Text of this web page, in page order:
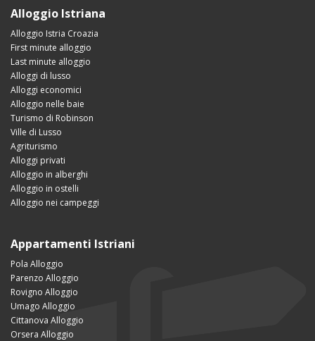
Alloggio Istriana
Alloggio Istria Croazia
First minute alloggio
Last minute alloggio
Alloggi di lusso
Alloggi economici
Alloggio nelle baie
Turismo di Robinson
Ville di Lusso
Agriturismo
Alloggi privati
Alloggio in alberghi
Alloggio in ostelli
Alloggio nei campeggi
Appartamenti Istriani
Pola Alloggio
Parenzo Alloggio
Rovigno Alloggio
Umago Alloggio
Cittanova Alloggio
Orsera Alloggio